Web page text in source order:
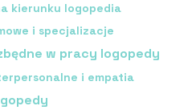
kierunku logopedia
i specjalizacje
w pracy logopedy
i empatia